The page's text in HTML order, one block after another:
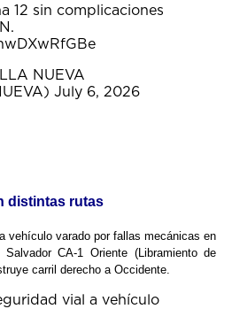
12 sin complicaciones
.
NUEVA
July 6, 2026
distintas rutas
vehículo varado por fallas mecánicas en
CA-1 Oriente (Libramiento de
carril derecho a Occidente.
vial a vehículo